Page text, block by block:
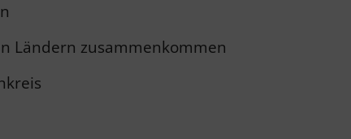
Ländern zusammenkommen